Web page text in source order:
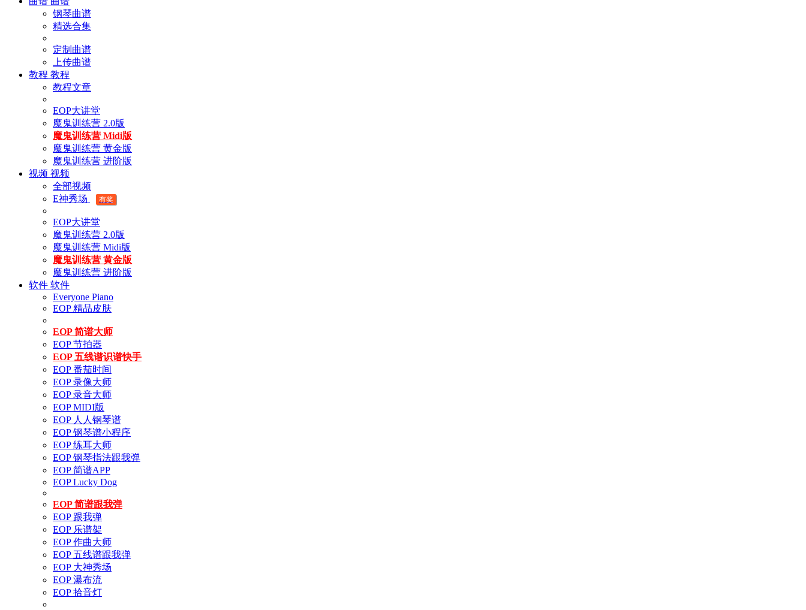
钢琴曲谱
精选合集
定制曲谱
上传曲谱
教程 教程
教程文章
EOP大讲堂
魔鬼训练营 2.0版
魔鬼训练营 Midi版
魔鬼训练营 黄金版
魔鬼训练营 进阶版
视频 视频
全部视频
E神秀场
有奖
EOP大讲堂
魔鬼训练营 2.0版
魔鬼训练营 Midi版
魔鬼训练营 黄金版
魔鬼训练营 进阶版
软件 软件
Everyone Piano
EOP 精品皮肤
EOP 简谱大师
EOP 节拍器
EOP 五线谱识谱快手
EOP 番茄时间
EOP 录像大师
EOP 录音大师
EOP MIDI版
EOP 人人钢琴谱
EOP 钢琴谱小程序
EOP 练耳大师
EOP 钢琴指法跟我弹
EOP 简谱APP
EOP Lucky Dog
EOP 简谱跟我弹
EOP 跟我弹
EOP 乐谱架
EOP 作曲大师
EOP 五线谱跟我弹
EOP 大神秀场
EOP 瀑布流
EOP 拾音灯